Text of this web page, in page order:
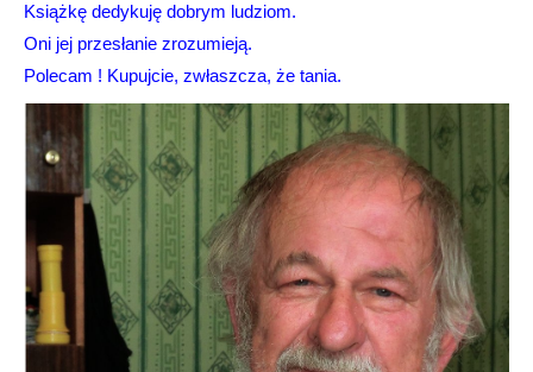
Książkę dedykuję dobrym ludziom.
Oni jej przesłanie zrozumieją.
Polecam ! Kupujcie, zwłaszcza, że tania.